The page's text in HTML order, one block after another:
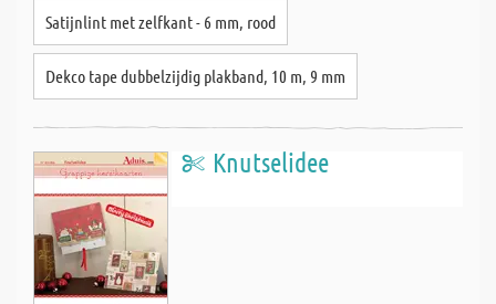
Satijnlint met zelfkant - 6 mm, rood
Dekco tape dubbelzijdig plakband, 10 m, 9 mm
Knutselidee